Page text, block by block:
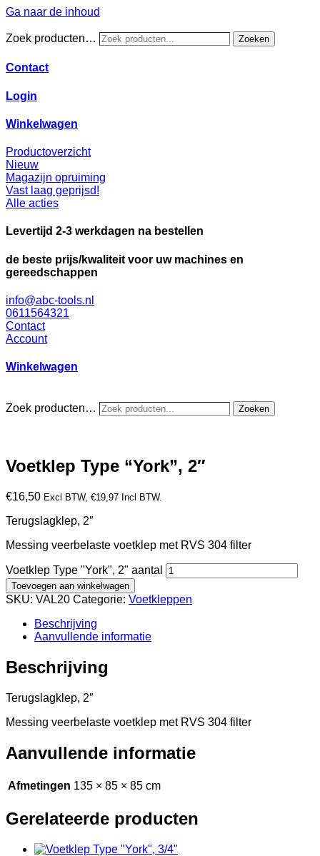
Ga naar de inhoud
Zoek producten… Zoeken
Contact
Login
Winkelwagen
Productoverzicht
Nieuw
Magazijn opruiming
Vast laag geprijsd!
Alle acties
Levertijd 2-3 werkdagen na bestellen
de beste prijs/kwaliteit voor uw machines en
gereedschappen
info@abc-tools.nl
0611564321
Contact
Account
Winkelwagen
Zoek producten… Zoeken
Voetklep Type “York”, 2″
€16,50 Excl BTW, €19,97 Incl BTW.
Terugslagklep, 2″
Messing veerbelaste voetklep met RVS 304 filter
Voetklep Type "York", 2" aantal
Toevoegen aan winkelwagen
SKU: VAL20 Categorie: Voetkleppen
Beschrijving
Aanvullende informatie
Beschrijving
Terugslagklep, 2″
Messing veerbelaste voetklep met RVS 304 filter
Aanvullende informatie
Afmetingen 135 × 85 × 85 cm
Gerelateerde producten